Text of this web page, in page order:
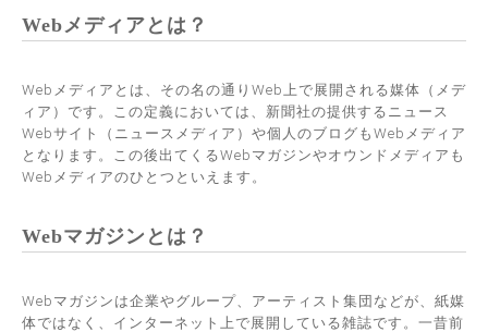
Webメディアとは？
Webメディアとは、その名の通りWeb上で展開される媒体（メデ
ィア）です。この定義においては、新聞社の提供するニュース
Webサイト（ニュースメディア）や個人のブログもWebメディア
となります。この後出てくるWebマガジンやオウンドメディアも
Webメディアのひとつといえます。
Webマガジンとは？
Webマガジンは企業やグループ、アーティスト集団などが、紙媒
体ではなく、インターネット上で展開している雑誌です。一昔前